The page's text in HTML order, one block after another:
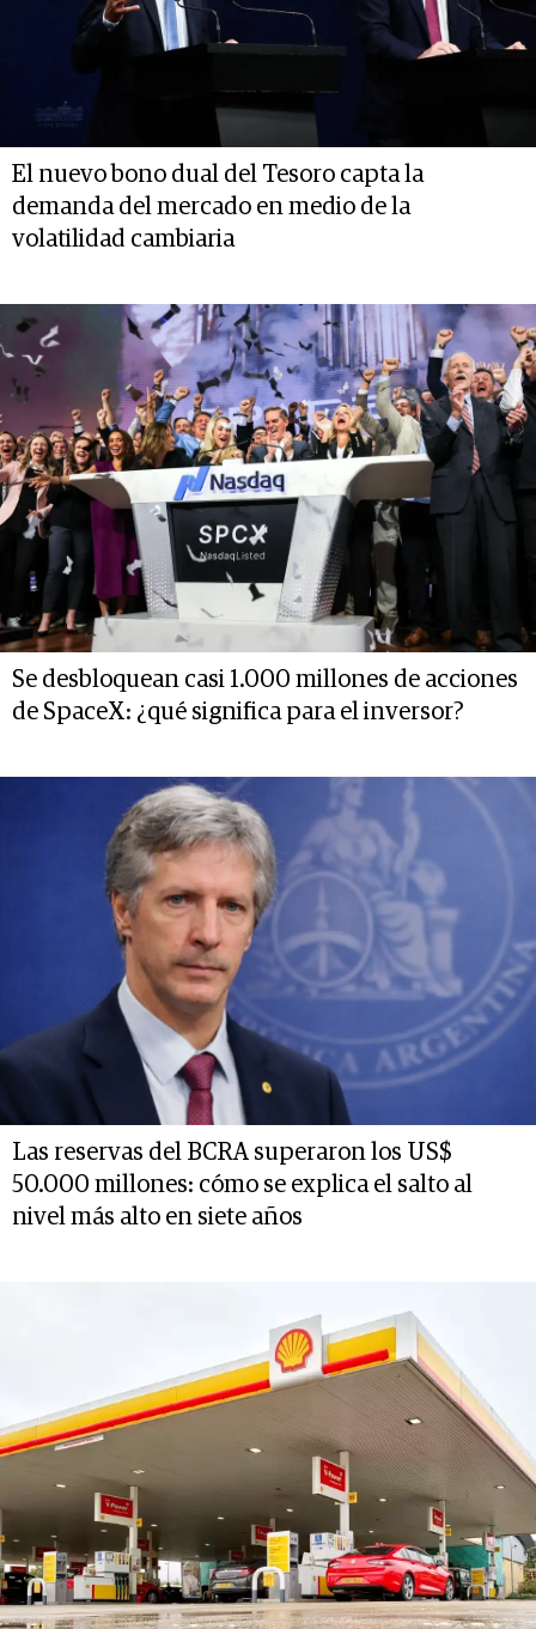
El nuevo bono dual del Tesoro capta la
demanda del mercado en medio de la
volatilidad cambiaria
Se desbloquean casi 1.000 millones de acciones
de SpaceX: ¿qué significa para el inversor?
Las reservas del BCRA superaron los US$
50.000 millones: cómo se explica el salto al
nivel más alto en siete años